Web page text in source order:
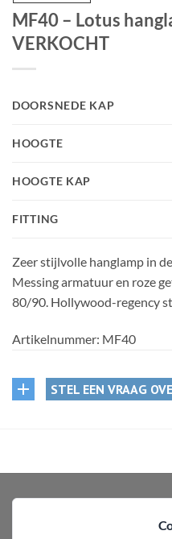
MF40 – Lotus
VERKOCHT
DOORSNEDE KAP
HOOGTE
HOOGTE KAP
FITTING
Zeer stijlvolle hanglamp in
Messing armatuur en roze
80/90. Hollywood-regency
Artikelnummer: MF40
STEL EEN VRAAG